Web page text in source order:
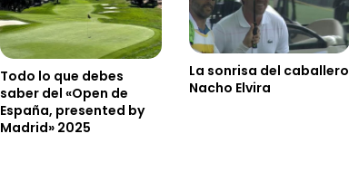
Todo lo que debes
saber del «Open de
España, presented by
Madrid» 2025
La sonrisa del caballero
Nacho Elvira